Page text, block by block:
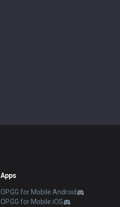
Apps
OP.GG for Mobile Android
OP.GG for Mobile iOS